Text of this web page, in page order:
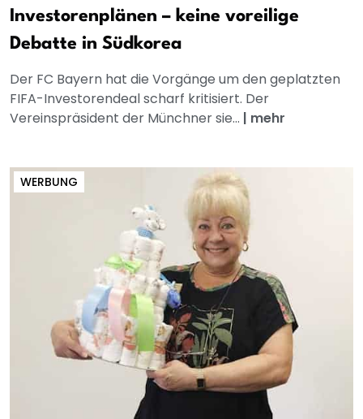
Investorenplänen – keine voreilige
Debatte in Südkorea
Der FC Bayern hat die Vorgänge um den geplatzten
FIFA-Investorendeal scharf kritisiert. Der
Vereinspräsident der Münchner sie... | mehr
WERBUNG